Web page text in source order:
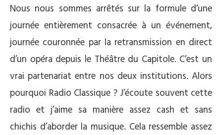
Nous nous sommes arrêtés sur la formule d’une
journée entièrement consacrée à un événement,
journée couronnée par la retransmission en direct
d’un opéra depuis le Théâtre du Capitole. C’est un
vrai partenariat entre nos deux institutions. Alors
pourquoi Radio Classique ? J’écoute souvent cette
radio et j’aime sa manière assez cash et sans
chichis d’aborder la musique. Cela ressemble assez